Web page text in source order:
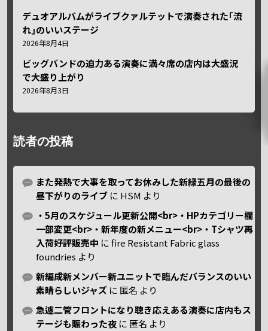
デュオアルバムがライブクァルテットで演奏された｢流
れ｣のいいステージ
2026年8月4日
ビッグバンドの迫力ある演奏に満々席の店内は大盛況
で大盛り上がり
2026年8月3日
読者の投稿
また発熱で大事を取ってお休みした新緑五月の最後の
昼下がりのライブ に HSM より
・5月のスケジュール更新公開<br>・HPカテゴリー欄
一部変更<br>・新年度の新メニュー<br>・Tシャツ再
入荷好評販売中 にfire Resistant Fabric glass
foundries より
新編成新メンバー新ユニットで臨んだバランスのいい
素晴らしいジャズ に 匿名 より
急遽二管フロントになり聴き応えある演奏に店内もス
テージも賑わった夜 に 匿名 より